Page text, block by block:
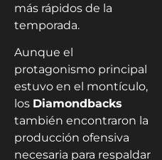
más rápidos de la
temporada.
Aunque el
protagonismo principal
estuvo en el montículo,
los Diamondbacks
también encontraron la
producción ofensiva
necesaria para respaldar